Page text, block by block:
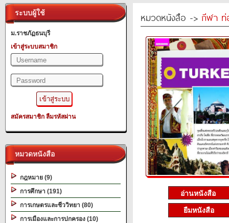
ระบบผู้ใช้
ม.ราชภัฏธนบุรี
เข้าสู่ระบบสมาชิก
สมัครสมาชิก ลืมรหัสผ่าน
หมวดหนังสือ
กฎหมาย (9)
การศึกษา (191)
การเกษตรและชีววิทยา (80)
การเมืองและการปกครอง (10)
หมวดหนังสือ -> กีฬา ท่
ยืมหนังสือ